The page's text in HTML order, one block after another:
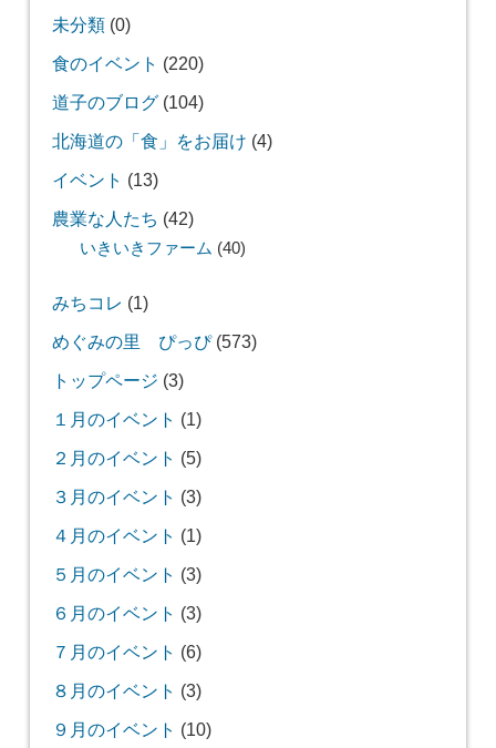
未分類(0)
食のイベント (220)
道子のブログ(104)
北海道の「食」をお届け (4)
イベント (13)
農業な人たち (42)
いきいきファーム (40)
みちコレ (1)
めぐみの里 ぴっぴ(573)
トップページ (3)
１月のイベント (1)
２月のイベント (5)
３月のイベント (3)
４月のイベント (1)
５月のイベント (3)
６月のイベント (3)
７月のイベント (6)
８月のイベント (3)
９月のイベント (10)